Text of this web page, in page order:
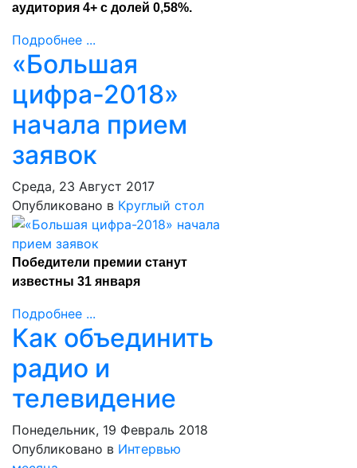
аудитория 4+ с долей 0,58%.
Подробнее ...
«Большая
цифра-2018»
начала прием
заявок
Среда, 23 Август 2017
Опубликовано в Круглый стол
Победители премии станут
известны 31 января
Подробнее ...
Как объединить
радио и
телевидение
Понедельник, 19 Февраль 2018
Опубликовано в Интервью